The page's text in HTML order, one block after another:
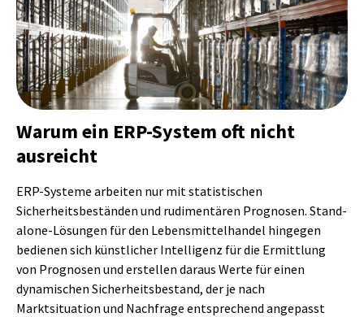
Warum ein ERP-System oft nicht
ausreicht
ERP-Systeme arbeiten nur mit statistischen
Sicherheitsbeständen und rudimentären Prognosen. Stand-
alone-Lösungen für den Lebensmittelhandel hingegen
bedienen sich künstlicher Intelligenz für die Ermittlung
von Prognosen und erstellen daraus Werte für einen
dynamischen Sicherheitsbestand, der je nach
Marktsituation und Nachfrage entsprechend angepasst